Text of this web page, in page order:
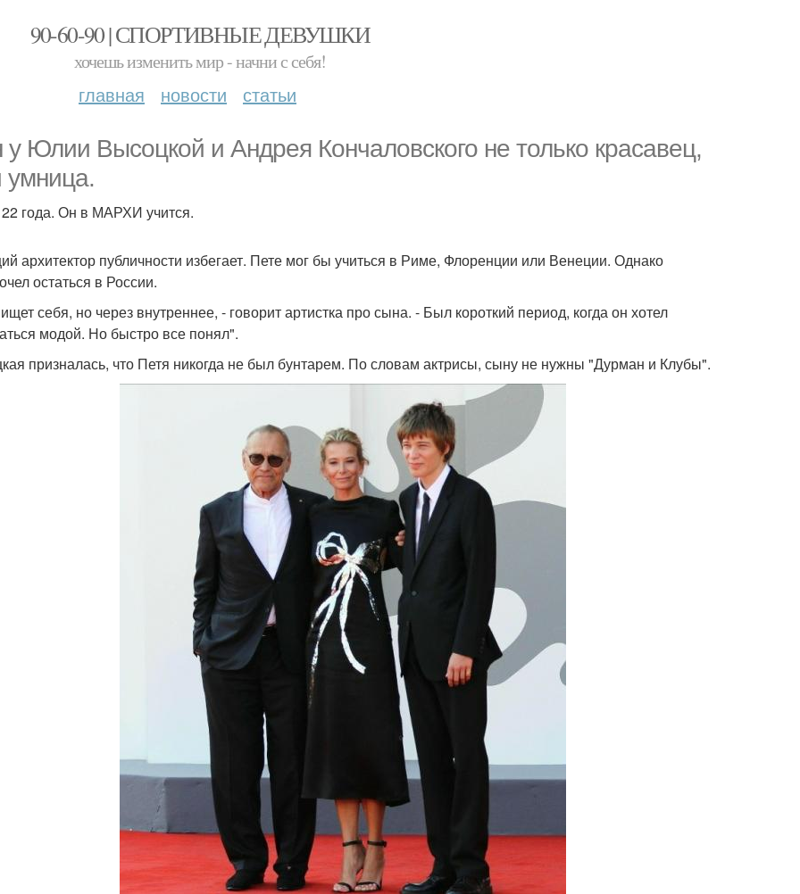
90-60-90 | СПОРТИВНЫЕ ДЕВУШКИ
хочешь изменить мир - начни с себя!
главная новости статьи
Юлии Высоцкой и Андрея Кончаловского не только красавец,
умница.
года. Он в МАРХИ учится.
архитектор публичности избегает. Пете мог бы учиться в Риме, Флоренции или Венеции. Однако
остаться в России.
себя, но через внутреннее, - говорит артистка про сына. - Был короткий период, когда он хотел
модой. Но быстро все понял".
призналась, что Петя никогда не был бунтарем. По словам актрисы, сыну не нужны "Дурман и Клубы".